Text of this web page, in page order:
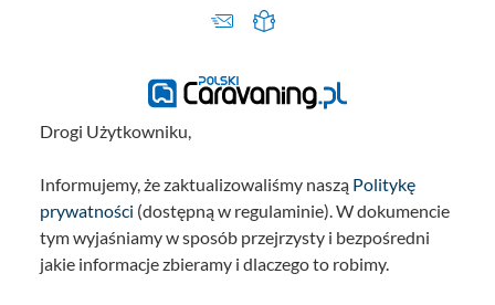
Drogi Użytkowniku,
Informujemy, że zaktualizowaliśmy naszą Politykę
prywatności (dostępną w regulaminie). W dokumencie
tym wyjaśniamy w sposób przejrzysty i bezpośredni
jakie informacje zbieramy i dlaczego to robimy.